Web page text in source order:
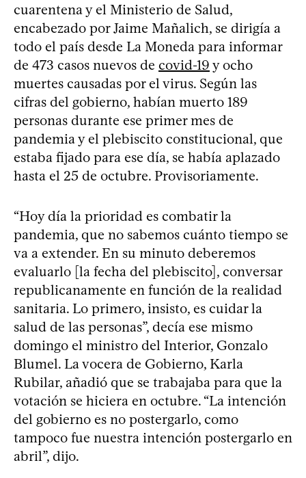
cuarentena y el Ministerio de Salud,
encabezado por Jaime Mañalich, se dirigía a
todo el país desde La Moneda para informar
de 473 casos nuevos de covid-19 y ocho
muertes causadas por el virus. Según las
cifras del gobierno, habían muerto 189
personas durante ese primer mes de
pandemia y el plebiscito constitucional, que
estaba fijado para ese día, se había aplazado
hasta el 25 de octubre. Provisoriamente.
“Hoy día la prioridad es combatir la
pandemia, que no sabemos cuánto tiempo se
va a extender. En su minuto deberemos
evaluarlo [la fecha del plebiscito], conversar
republicanamente en función de la realidad
sanitaria. Lo primero, insisto, es cuidar la
salud de las personas”, decía ese mismo
domingo el ministro del Interior, Gonzalo
Blumel. La vocera de Gobierno, Karla
Rubilar, añadió que se trabajaba para que la
votación se hiciera en octubre. “La intención
del gobierno es no postergarlo, como
tampoco fue nuestra intención postergarlo en
abril”, dijo.